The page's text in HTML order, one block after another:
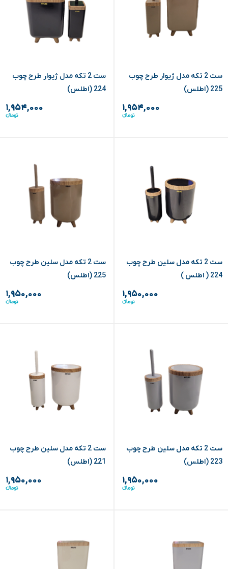
ست 2 تکه مدل ژیوار طرح چوب
225 (اطلس)
۱,۹۵۴,۰۰۰
ست 2 تکه مدل ژیوار طرح چوب
224 (اطلس)
۱,۹۵۴,۰۰۰
ست 2 تکه مدل سلین طرح چوب
224 ( اطلس )
۱,۹۵۰,۰۰۰
ست 2 تکه مدل سلین طرح چوب
225 (اطلس)
۱,۹۵۰,۰۰۰
ست 2 تکه مدل سلین طرح چوب
223 (اطلس)
۱,۹۵۰,۰۰۰
ست 2 تکه مدل سلین طرح چوب
221 (اطلس)
۱,۹۵۰,۰۰۰